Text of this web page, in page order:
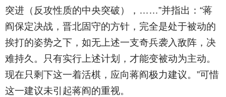
突进（反攻性质的中央突破），……”并指出：“蒋
阎保定决战，晋北固守的方针，完全是处于被动的
挨打的姿势之下，如无上述一支奇兵袭入敌阵，决
难持久。只有实行上述计划，才能变被动为主动。
现在只剩下这一着活棋，应向蒋阎极力建议。”可惜
这一建议未引起蒋阎的重视。